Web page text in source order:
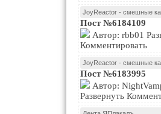
JoyReactor - смешные
Пост №6184109
Комментировать
JoyReactor - смешные
Пост №6183995
Развернуть